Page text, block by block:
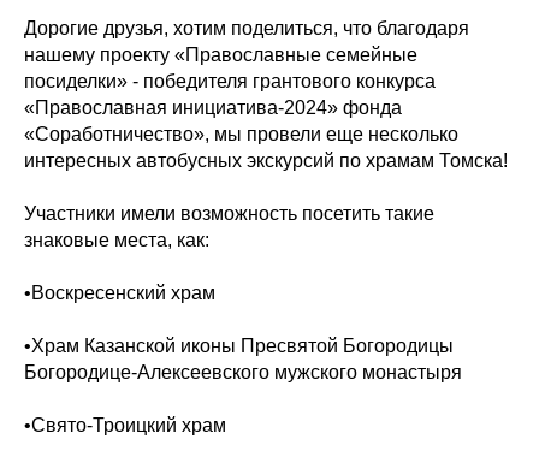
Дорогие друзья, хотим поделиться, что благодаря
нашему проекту «Православные семейные
посиделки» - победителя грантового конкурса
«Православная инициатива-2024» фонда
«Соработничество», мы провели еще несколько
интересных автобусных экскурсий по храмам Томска!
Участники имели возможность посетить такие
знаковые места, как:
•Воскресенский храм
•Храм Казанской иконы Пресвятой Богородицы
Богородице-Алексеевского мужского монастыря
•Свято-Троицкий храм